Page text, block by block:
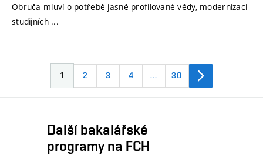
Obruča mluví o potřebě jasně profilované vědy, modernizaci
studijních ...
1 2 3 4 … 30
Další bakalářské
programy na FCH